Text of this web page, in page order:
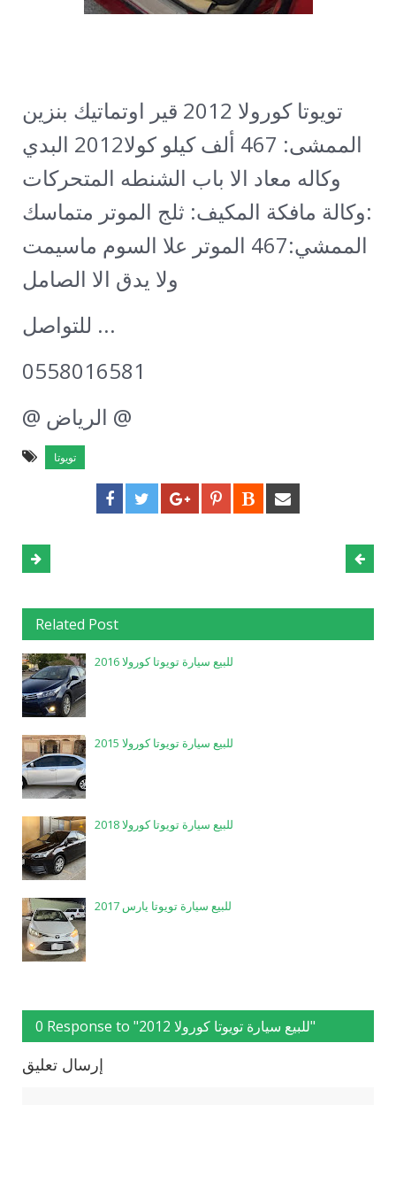
تويوتا كورولا 2012 قير اوتماتيك بنزين
الممشى: 467 ألف كيلو
كولا2012 البدي
وكاله معاد الا باب الشنطه المتحركات
:وكالة مافكة المكيف: ثلج الموتر متماسك
الممشي:467 الموتر علا السوم ماسيمت
ولا يدق الا الصامل
للتواصل ...
0558016581
@ الرياض @
تويوتا
Related Post
للبيع سيارة تويوتا كورولا 2016
للبيع سيارة تويوتا كورولا 2015
للبيع سيارة تويوتا كورولا 2018
للبيع سيارة تويوتا يارس 2017
0 Response to "للبيع سيارة تويوتا كورولا 2012"
إرسال تعليق